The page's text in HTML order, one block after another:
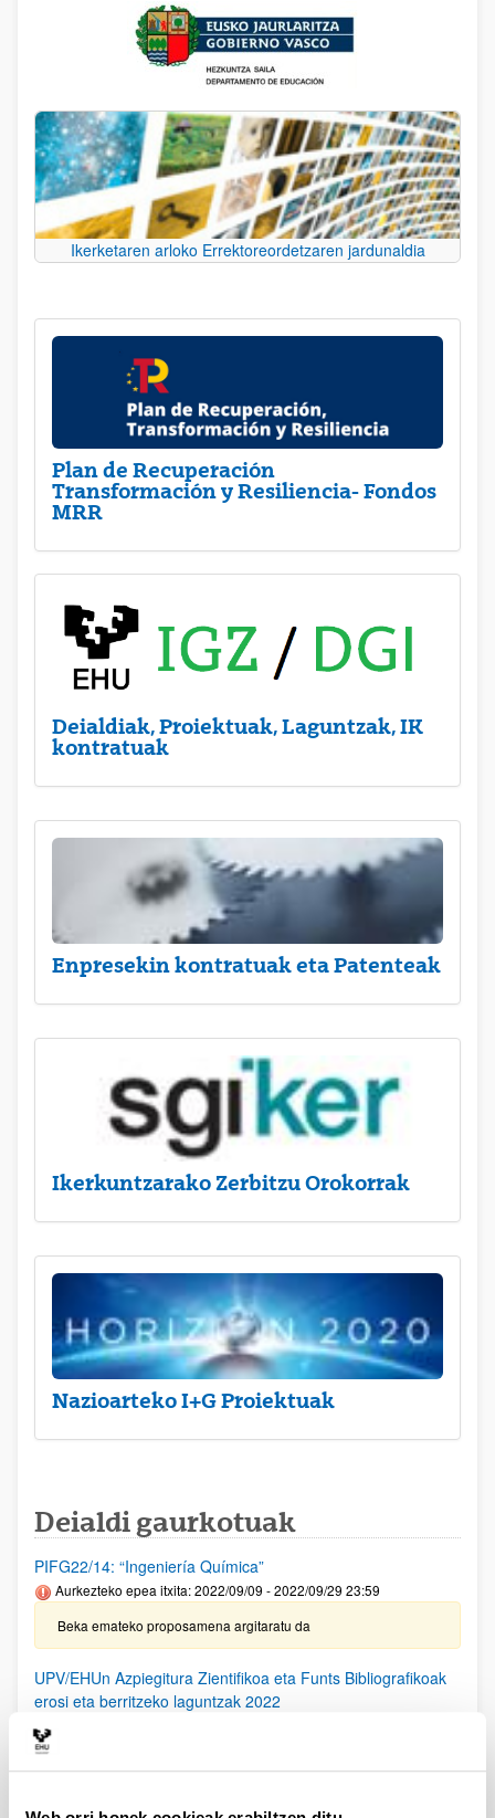
Ikerketaren arloko Errektoreordetzaren jardunaldia
Plan de Recuperación
Transformación y Resiliencia- Fondos
MRR
Deialdiak, Proiektuak, Laguntzak, IK
kontratuak
Enpresekin kontratuak eta Patenteak
Ikerkuntzarako Zerbitzu Orokorrak
Nazioarteko I+G Proiektuak
Deialdi gaurkotuak
PIFG22/14: “Ingeniería Química”
Aurkezteko epea itxita: 2022/09/09 - 2022/09/29 23:59
Beka emateko proposamena argitaratu da
UPV/EHUn Azpiegitura Zientifikoa eta Funts Bibliografikoak
erosi eta berritzeko laguntzak 2022